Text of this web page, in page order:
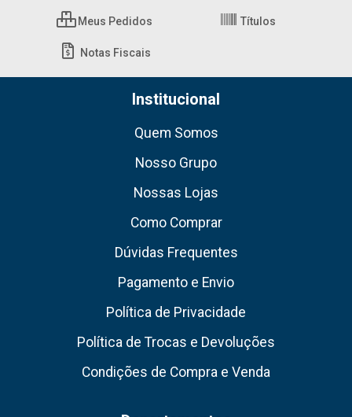
Meus Pedidos Títulos
Notas Fiscais
Institucional
Quem Somos
Nosso Grupo
Nossas Lojas
Como Comprar
Dúvidas Frequentes
Pagamento e Envio
Política de Privacidade
Política de Trocas e Devoluções
Condições de Compra e Venda